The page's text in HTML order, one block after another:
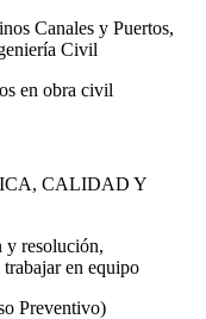
Canales y Puertos,
Civil
en obra civil
CALIDAD Y
y resolución,
en equipo
Preventivo)